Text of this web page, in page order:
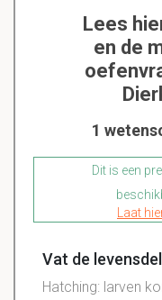
Lees
en de
1
Dit is een
Laat
Vat de
Hatching: larven